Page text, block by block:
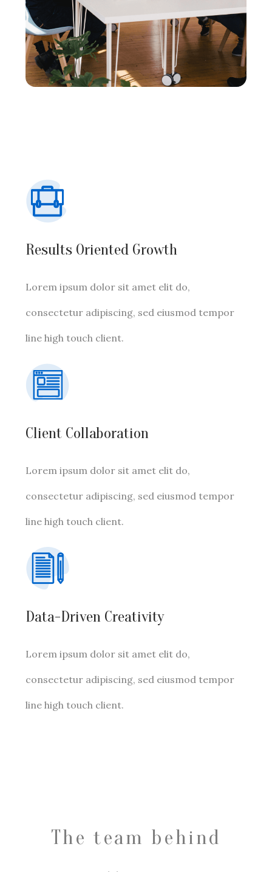
Results Oriented Growth
Lorem ipsum dolor sit amet elit do,
consectetur adipiscing, sed eiusmod tempor
line high touch client.
Client Collaboration
Lorem ipsum dolor sit amet elit do,
consectetur adipiscing, sed eiusmod tempor
line high touch client.
Data-Driven Creativity
Lorem ipsum dolor sit amet elit do,
consectetur adipiscing, sed eiusmod tempor
line high touch client.
The team behind